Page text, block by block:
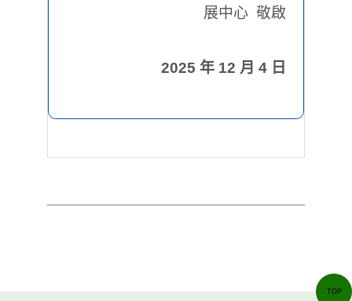
展中心 敬啟
2025 年 12 月 4 日
TOP